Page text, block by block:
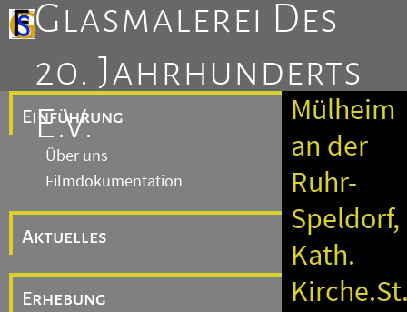
Glasmalerei Des
20. Jahrhunderts
E.V.
Einführung
Über uns
Filmdokumentation
Aktuelles
Erhebung
Mülheim
an der
Ruhr-
Speldorf,
Kath.